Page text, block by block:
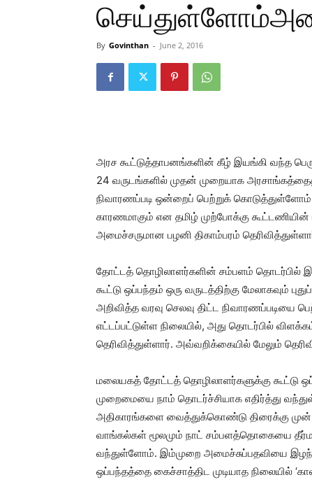
By Govinthan - June 2, 2016
அரச கூட்டுத்தாபனங்களின் கீழ் இயங்கி வந்த
24 வருடங்களில் முதன் முறையாக
நிவாரணப்படி ஒன்றைப் பெற்றுக்
காரணமாகும் என தமிழ் முற்போக்கு
அமைச்சருமான பழனி திகாம்பரம்
தோட்டத் தொழிலாளர்களின் சம்பளம் தொடர்பில்
கூட்டு ஒப்பந்தம் ஒரு வருடத்திற்கு மேலாகவும்
அறிவித்த வரவு செலவு திட்ட நிவாரணப்படியை
எட்டப்பட்டுள்ள நிலையில், அது தொடர்பில்
தெரிவித்துள்ளார். அவ்வறிக்கையில் மேலும்
மலையகத் தோட்டத் தொழிலாளர்களுக்கு கூட்டு
முறைமையை நாம் தொடர்ச்சியாக எதிர்த்து
அதிகாரங்களை வைத்துக்கொண்டு திரைக்கு முன்
வாங்கல்கள் மூலமும் நாட் சம்பளத்தொகையை
வந்துள்ளோம். இம்முறை அமைச்சுப்பதவியை
ஒப்பந்தத்தை கைச்சாத்திட முடியாத நிலையில்